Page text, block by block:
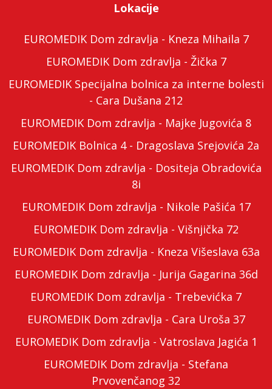
Lokacije
EUROMEDIK Dom zdravlja - Kneza Mihaila 7
EUROMEDIK Dom zdravlja - Žička 7
EUROMEDIK Specijalna bolnica za interne bolesti
- Cara Dušana 212
EUROMEDIK Dom zdravlja - Majke Jugovića 8
EUROMEDIK Bolnica 4 - Dragoslava Srejovića 2a
EUROMEDIK Dom zdravlja - Dositeja Obradovića
8i
EUROMEDIK Dom zdravlja - Nikole Pašića 17
EUROMEDIK Dom zdravlja - Višnjička 72
EUROMEDIK Dom zdravlja - Kneza Višeslava 63a
EUROMEDIK Dom zdravlja - Jurija Gagarina 36d
EUROMEDIK Dom zdravlja - Trebevićka 7
EUROMEDIK Dom zdravlja - Cara Uroša 37
EUROMEDIK Dom zdravlja - Vatroslava Jagića 1
EUROMEDIK Dom zdravlja - Stefana
Prvovenčanog 32